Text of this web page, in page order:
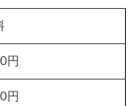
円
円